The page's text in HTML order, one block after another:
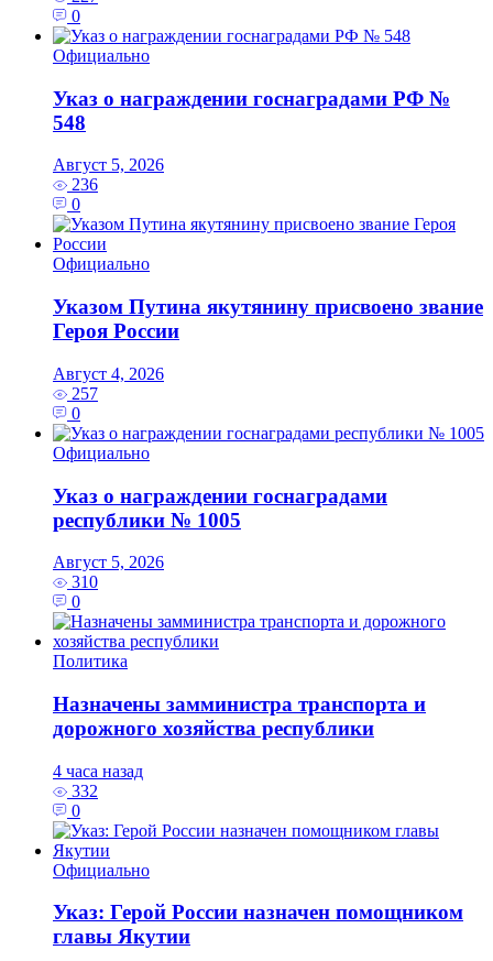
0
Официально
Указ о награждении госнаградами РФ №
548
Август 5, 2026
236
0
Официально
Указом Путина якутянину присвоено звание
Героя России
Август 4, 2026
257
0
Официально
Указ о награждении госнаградами
республики № 1005
Август 5, 2026
310
0
Политика
Назначены замминистра транспорта и
дорожного хозяйства республики
4 часа назад
332
0
Официально
Указ: Герой России назначен помощником
главы Якутии